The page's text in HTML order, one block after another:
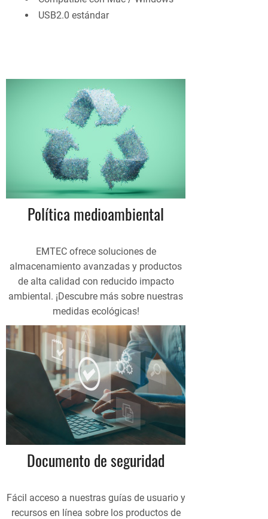
USB2.0 estándar
Política medioambiental
EMTEC ofrece soluciones de
almacenamiento avanzadas y productos
de alta calidad con reducido impacto
ambiental. ¡Descubre más sobre nuestras
medidas ecológicas!
Documento de seguridad
Fácil acceso a nuestras guías de usuario y
recursos en línea sobre los productos de